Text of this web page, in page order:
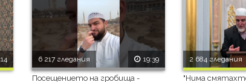
6 217 гледания 19:39
Посещението на гробища -
2 684 гледания
"Нима